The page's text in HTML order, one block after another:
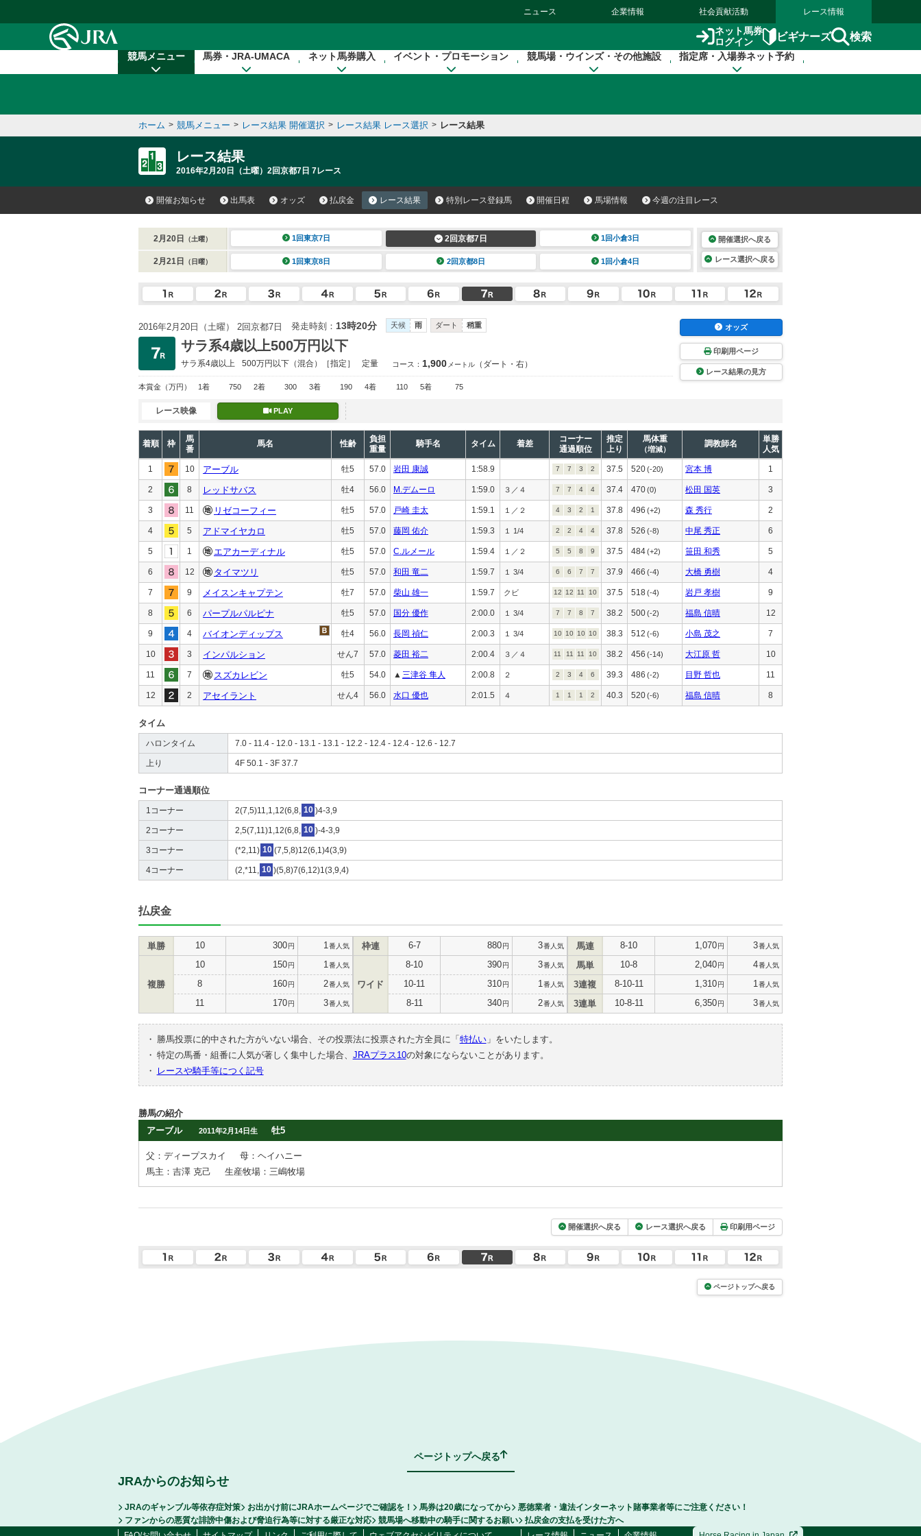
ニュース 企業情報 社会貢献活動 レース情報
ネット馬券
ログイン
ビギナーズ 検索
競馬メニュー 馬券・JRA-UMACA ネット馬券購入 イベント・プロモーション 競馬場・ウインズ・その他施設 指定席・入場券ネット予約
ホーム > 競馬メニュー > レース結果 開催選択 > レース結果 レース選択 > レース結果
レース結果
2016年2月20日（土曜）2回京都7日 7レース
開催お知らせ 出馬表 オッズ 払戻金 レース結果 特別レース登録馬 開催日程 馬場情報 今週の注目レース
2月20日 （土曜） 1回東京7日 2回京都7日 1回小倉3日
2月21日 （日曜） 1回東京8日 2回京都8日 1回小倉4日
開催選択へ戻る
レース選択へ戻る
2016年2月20日（土曜） 2回京都7日 発走時刻： 13時20分 天候 雨 ダート 稍重
サラ系4歳以上500万円以下
サラ系4歳以上 500万円以下 （混合）［指定］ 定量 コース： 1,900 メートル （ダート・右）
本賞金 （万円） 1着 750 2着 300 3着 190 4着 110 5着 75
オッズ
印刷用ページ
レース結果の見方
レース映像 PLAY
着順 枠
馬
番
馬名 性齢
負担
重量
騎手名 タイム 着差
コーナー
通過順位
推定
上り
馬体重
（増減）
調教師名
単勝
人気
1 10 アーブル 牡5 57.0 岩田 康誠 1:58.9 7 7 3 2 37.5 520(-20) 宮本 博 1
2 8 レッドサバス 牡4 56.0 M.デムーロ 1:59.0 ３／４ 7 7 4 4 37.4 470(0) 松田 国英 3
3 11 リゼコーフィー 牡5 57.0 戸崎 圭太 1:59.1 １／２ 4 3 2 1 37.8 496 (+2) 森 秀行 2
4 5 アドマイヤカロ 牡5 57.0 藤岡 佑介 1:59.3 １ 1/4 2 2 4 4 37.8 526 (-8) 中尾 秀正 6
5 1 エアカーディナル 牡5 57.0 C.ルメール 1:59.4 １／２ 5 5 8 9 37.5 484(+2) 笹田 和秀 5
6 12 タイマツリ 牡5 57.0 和田 竜二 1:59.7 １ 3/4 6 6 7 7 37.9 466 (-4) 大橋 勇樹 4
7 9 メイスンキャプテン 牡7 57.0 柴山 雄一 1:59.7 クビ 12 12 11 10 37.5 518(-4) 岩戸 孝樹 9
8 6 パープルパルピナ 牡5 57.0 国分 優作 2:00.0 １ 3/4 7 7 8 7 38.2 500(-2) 福島 信晴 12
9 4 バイオンディップス 牡4 56.0 長岡 禎仁 2:00.3 １ 3/4 10 10 10 10 38.3 512 (-6) 小島 茂之 7
10 3 インパルション せん7 57.0 菱田 裕二 2:00.4 ３／４ 11 11 11 10 38.2 456 (-14) 大江原 哲 10
11 7 スズカレビン 牡5 54.0 ▲ 三津谷 隼人 2:00.8 ２ 2 3 4 6 39.3 486 (-2) 目野 哲也 11
12 2 アセイラント せん4 56.0 水口 優也 2:01.5 ４ 1 1 1 2 40.3 520(-6) 福島 信晴 8
タイム
ハロンタイム 7.0 - 11.4 - 12.0 - 13.1 - 13.1 - 12.2 - 12.4 - 12.4 - 12.6 - 12.7
上り 4F 50.1 - 3F 37.7
コーナー通過順位
1コーナー 2(7,5)11,1,12(6,8, 10 )4-3,9
2コーナー 2,5(7,11)1,12(6,8, 10 )-4-3,9
3コーナー (*2,11) 10 (7,5,8)12(6,1)4(3,9)
4コーナー (2,*11, 10 )(5,8)7(6,12)1(3,9,4)
払戻金
単勝 10 300円 1 番人気
複勝
10 150円 1 番人気
8 160円 2番人気
11 170円 3番人気
枠連 6-7 880円 3番人気
ワイド
8-10 390円 3番人気
10-11 310円 1 番人気
8-11 340円 2番人気
馬連 8-10 1,070円 3番人気
馬単 10-8 2,040円 4番人気
3連複 8-10-11 1,310円 1 番人気
3連単 10-8-11 6,350円 3番人気
・ 勝馬投票に的中された方がいない場合、その投票法に投票された方全員に「 特払い」をいたします。
・ 特定の馬番・組番に人気が著しく集中した場合、 JRAプラス10の対象にならないことがあります。
・
レースや騎手等につく記号
勝馬の紹介
アーブル
2011年2月14日生 牡5
父：ディープスカイ
母：ヘイハニー
馬主：吉澤 克己
生産牧場：三嶋牧場
開催選択へ戻る レース選択へ戻る 印刷用ページ
ページトップへ戻る
ページトップへ戻る
JRAからのお知らせ
JRAのギャンブル等依存症対策 お出かけ前にJRAホームページでご確認を！ 馬券は20歳になってから
悪徳業者・違法インターネット賭事業者等にご注意ください！
ファンからの悪質な誹謗中傷および脅迫行為等に対する厳正な対応
競馬場へ移動中の騎手に関するお願い
払戻金の支払を受けた方へ